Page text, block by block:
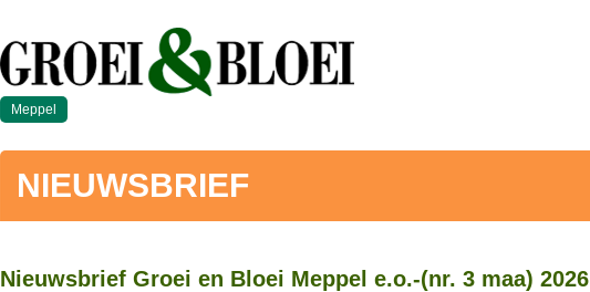
Meppel
NIEUWSBRIEF
Nieuwsbrief Groei en Bloei Meppel e.o.-(nr. 3 maa) 2026